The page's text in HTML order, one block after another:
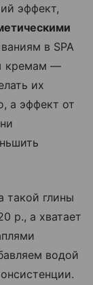
эффект,
в SPA
кремам —
их
а эффект от
такой глины
р., а хватает
водой